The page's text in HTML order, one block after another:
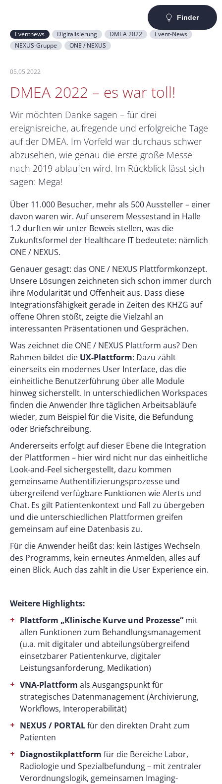
Finder
Eventnews Digitalisierung DMEA 2022
Event-News
NEXUS-Gruppe
ONE / NEXUS
05.05.2022
DMEA 2022 – es war toll!
Wir möchten Danke sagen – für drei
ereignisreiche, aufregende und erfolgreiche Tage
auf der DMEA. Im Vorfeld war durchaus schwer
abzusehen, wie genau die erste große Messe
nach 2019 ablaufen wird. Im Rückblick lässt sich
sagen: Mega!
Über 11.000 Besucher, mehr als 500 Aussteller – einer
davon waren wir. Auf unserem Messestand in Halle
1.2 durften wir unter Beweis stellen, was die
Zukunftsformel der Healthcare IT bedeutete: nämlich
ONE / NEXUS.
Genauer gesagt: das ONE / NEXUS Plattformkonzept.
Unsere Lösungen zeichneten sich schon immer durch
ihre Modularität und Offenheit aus. Dass diese
Integrationsfähigkeit gerade in Zeiten des KHZG auf
offene Ohren stößt, zeigte die Vielzahl an
interessanten Präsentationen und Gesprächen.
Was zeichnet die ONE / NEXUS Plattform aus? Den
Rahmen bildet die UX-Plattform: Dazu zählt
einerseits ein modernes User Interface, das die
einheitliche Benutzerführung über alle Module
hinweg sicherstellt. In unterschiedlichen Workspaces
finden die Anwender Ihre täglichen Arbeitsabläufe
wieder, zum Beispiel für die Visite, die Befundung
oder Briefschreibung.
Andererseits erfolgt auf dieser Ebene die Integration
der Plattformen – hier wird nicht nur das einheitliche
Look-and-Feel sichergestellt, dazu kommen
gemeinsame Authentifizierungsprozesse und
übergreifend verfügbare Funktionen wie Alerts und
Chat. Es gilt Patientenkontext und Fall zu übergeben
und die unterschiedlichen Plattformen greifen
gemeinsam auf eine Datenbasis zu.
Für die Anwender heißt das: kein lästiges Wechseln
des Programms, kein erneutes Anmelden, alles auf
einen Blick. Auch das zahlt in die User Experience ein.
Weitere Highlights:
Plattform „Klinische Kurve und Prozesse“ mit
allen Funktionen zum Behandlungsmanagement
(u.a. mit digitaler und abteilungsübergreifend
einsetzbarer Patientenkurve, digitaler
Leistungsanforderung, Medikation)
VNA-Plattform als Ausgangspunkt für
strategisches Datenmanagement (Archivierung,
Workflows, Interoperabilität)
NEXUS / PORTALfür den direkten Draht zum
Patienten
Diagnostikplattform für die Bereiche Labor,
Radiologie und Spezialbefundung – mit zentraler
Verordnungslogik, gemeinsamen Imaging-